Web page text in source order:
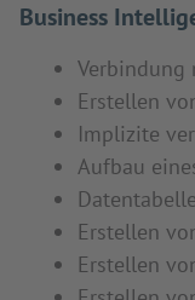
Business
Verbindung
Erstellen
Implizite
Aufbau
Erstellen
Erstellen